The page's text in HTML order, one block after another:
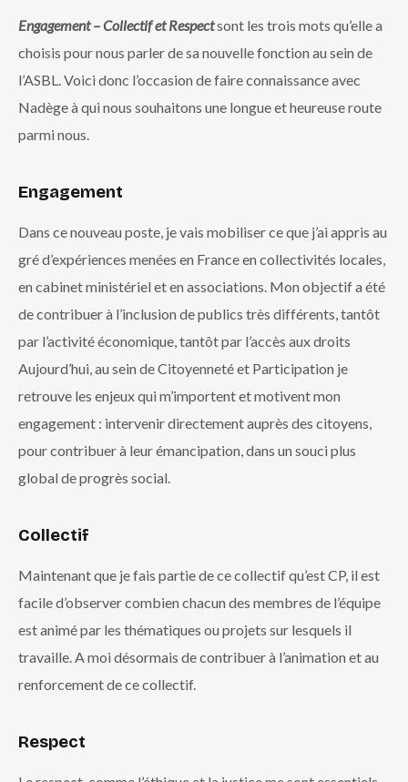
Engagement – Collectif et Respectsont les trois mots qu’elle a
choisis pour nous parler de sa nouvelle fonction au sein de
l’ASBL. Voici donc l’occasion de faire connaissance avec
Nadège à qui nous souhaitons une longue et heureuse route
parmi nous.
Engagement
Dans ce nouveau poste, je vais mobiliser ce que j’ai appris au
gré d’expériences menées en France en collectivités locales,
en cabinet ministériel et en associations. Mon objectif a été
de contribuer à l’inclusion de publics très différents, tantôt
par l’activité économique, tantôt par l’accès aux droits
Aujourd’hui, au sein de Citoyenneté et Participation je
retrouve les enjeux qui m’importent et motivent mon
engagement : intervenir directement auprès des citoyens,
pour contribuer à leur émancipation, dans un souci plus
global de progrès social.
Collectif
Maintenant que je fais partie de ce collectif qu’est CP, il est
facile d’observer combien chacun des membres de l’équipe
est animé par les thématiques ou projets sur lesquels il
travaille. A moi désormais de contribuer à l’animation et au
renforcement de ce collectif.
Respect